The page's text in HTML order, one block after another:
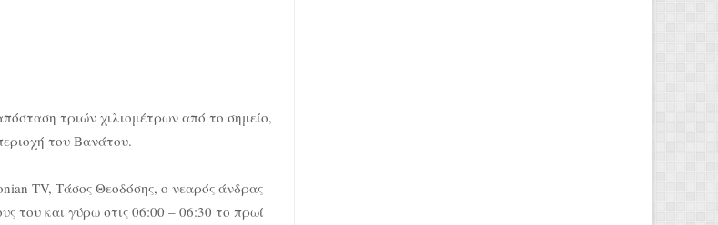
τριών χιλιομέτρων από το σημείο,
του Βανάτου.
TV, Τάσος Θεοδόσης, ο νεαρός άνδρας
του και γύρω στις 06:00 – 06:30 το πρωί